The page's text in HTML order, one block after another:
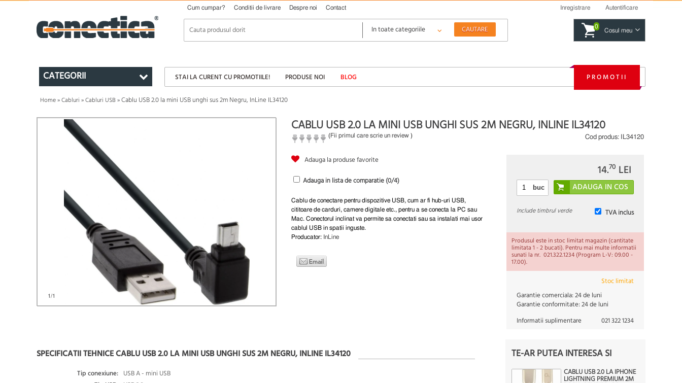
Cum cumpar? Conditii de livrare Despre noi Contact Inregistrare Autentificare
0
Cosul meu
CATEGORII STAI LA CURENT CU PROMOTIILE! PRODUSE NOI BLOG PROMOTII
Home»Cabluri »Cabluri USB »Cablu USB 2.0 la mini USB unghi sus 2m Negru, InLine IL34120
1/1
CABLU USB 2.0 LA MINI USB UNGHI SUS 2M NEGRU, INLINE IL34120
(Fii primul care scrie un review ) Cod produs: IL34120
Adauga la produse favorite
Adauga in lista de comparatie (0/4)
Cablu de conectare pentru dispozitive USB, cum ar fi hub-uri USB,
cititoare de carduri, camere digitale etc., pentru a se conecta la PC sau
Mac. Conectorul inclinat va permite sa conectati sau sa instalati mai usor
cablul USB in spatii inguste.
Producator: InLine
14.70 LEI
buc
TVA inclus
Include timbrul verde
Produsul este in stoc limitat magazin (cantitate
limitata 1 - 2 bucati). Pentru mai multe informatii
sunati la nr. 021.322.1234 (Program L-V: 09.00 -
17.00).
Stoc limitat
Garantie comerciala:24 de luni
Garantie conformitate:24 de luni
Informatii suplimentare
021 322 1234
SPECIFICATII TEHNICE CABLU USB 2.0 LA MINI USB UNGHI SUS 2M NEGRU, INLINE IL34120
Tip conexiune: USB A - mini USB
TE-AR PUTEA INTERESA SI
CABLU USB 2.0 LA IPHONE
LIGHTNING PREMIUM 2M